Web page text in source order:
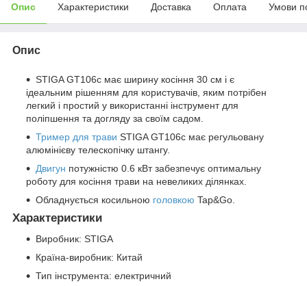
Опис Характеристики Доставка Оплата Умови
Опис
STIGA GT106с має ширину косіння 30 см і є
ідеальним рішенням для користувачів, яким потрібен
легкий і простий у використанні інструмент для
поліпшення та догляду за своїм садом.
Тример для трави STIGA GT106с має регульовану
алюмінієву телескопічку штангу.
Двигун потужністю 0.6 кВт забезпечує оптимальну
роботу для косіння трави на невеликих ділянках.
Обладнується косильною головкою Tap&Go.
Характеристики
Виробник: STIGA
Країна-виробник: Китай
Тип інструмента: електричний